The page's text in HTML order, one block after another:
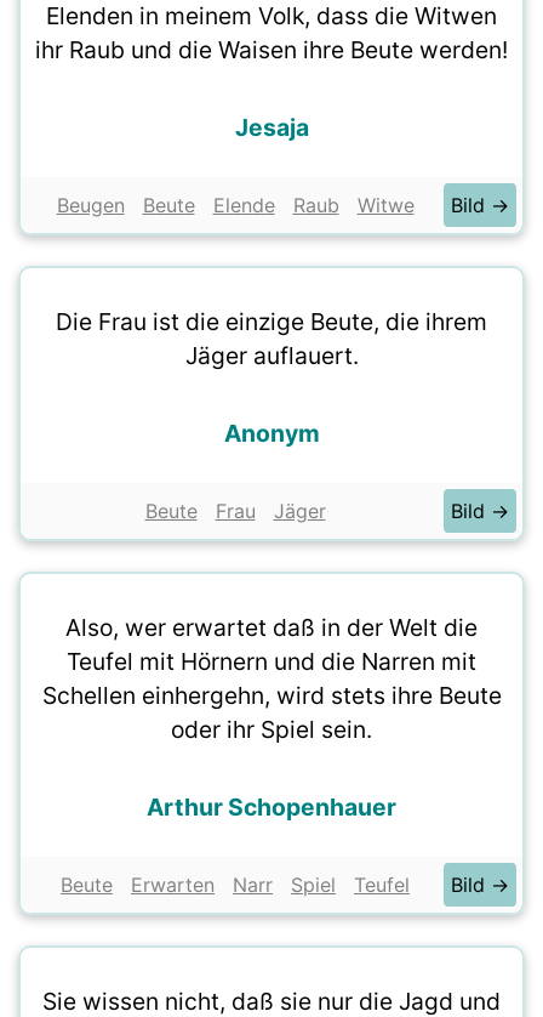
Elenden in meinem Volk, dass die Witwen
ihr Raub und die Waisen ihre Beute werden!
Jesaja
Beugen Beute Elende Raub Witwe Bild →
Die Frau ist die einzige Beute, die ihrem
Jäger auflauert.
Anonym
Beute Frau Jäger Bild →
Also, wer erwartet daß in der Welt die
Teufel mit Hörnern und die Narren mit
Schellen einhergehn, wird stets ihre Beute
oder ihr Spiel sein.
Arthur Schopenhauer
Beute Erwarten Narr Spiel Teufel Bild →
Sie wissen nicht, daß sie nur die Jagd und